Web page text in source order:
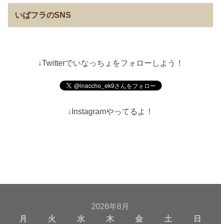
いばフラのSNS
↓Twitterでいなっちょをフォローしよう！
↓Instagramやってるよ！
2026年8月
月
火 水 木 金 土
日